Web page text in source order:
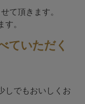
て頂きます。
。
ていただく
しでもおいしくお